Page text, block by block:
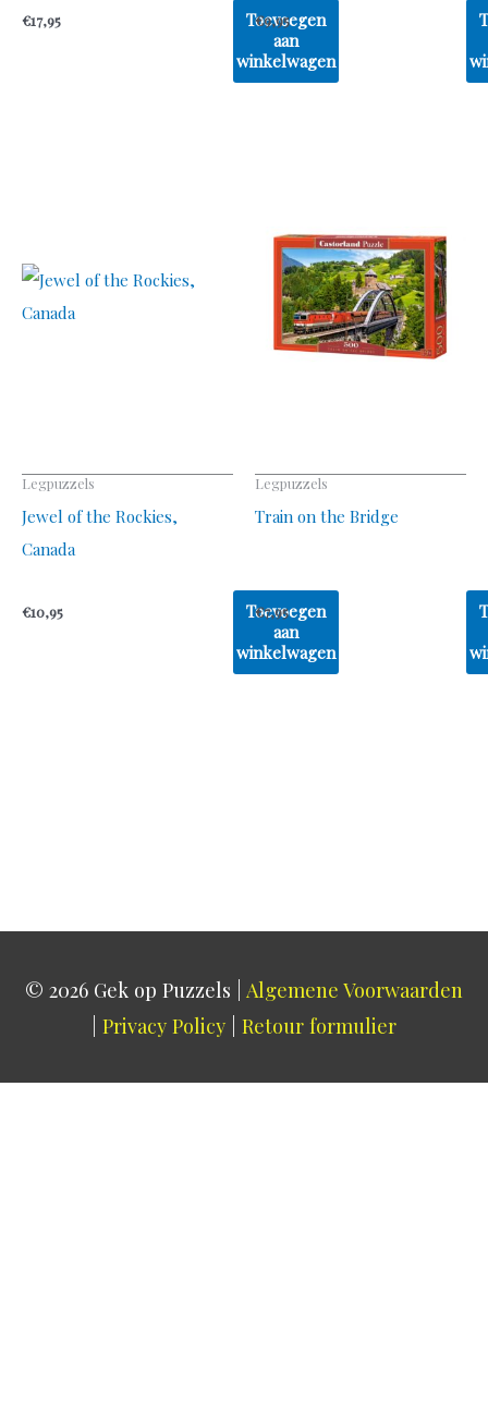
€17,95
Toevoegen
aan
winkelwagen
€9,95
Legpuzzels
Jewel of the Rockies,
Canada
€10,95
Toevoegen
aan
winkelwagen
Legpuzzels
Train on the Bridge
€7,95
© 2026 Gek op Puzzels
Algemene Voorwaarden
Privacy Policy Retour formulier